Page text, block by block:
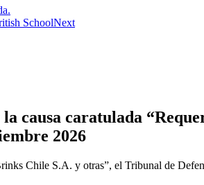
SchoolNext
causa caratulada
2026
Chile S.A. y otras”, el Tribunal de